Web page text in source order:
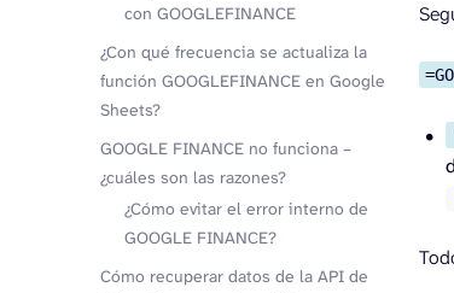
con GOOGLEFINANCE
¿Con qué frecuencia se actualiza la
función GOOGLEFINANCE en Google
Sheets?
GOOGLE FINANCE no funciona –
¿cuáles son las razones?
¿Cómo evitar el error interno de
GOOGLE FINANCE?
Cómo recuperar datos de la API de